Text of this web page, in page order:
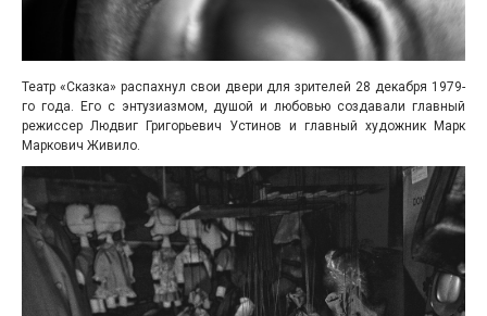
Театр «Сказка» распахнул свои двери для зрителей 28 декабря 1979-
го года. Его с энтузиазмом, душой и любовью создавали главный
режиссер Людвиг Григорьевич Устинов и главный художник Марк
Маркович Живило.